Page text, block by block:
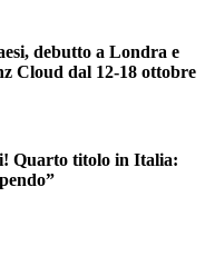
debutto a Londra e
Cloud dal 12-18 ottobre
Quarto titolo in Italia: